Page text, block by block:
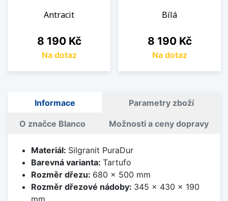
Antracit
Cena
8 190 Kč
Na dotaz
Bílá
Cena
8 190 Kč
Na dotaz
Informace Parametry zboží
O značce Blanco Možnosti a ceny dopravy
Materiál: Silgranit PuraDur
Barevná varianta: Tartufo
Rozměr dřezu: 680 x 500 mm
Rozměr dřezové nádoby: 345 x 430 x 190
mm